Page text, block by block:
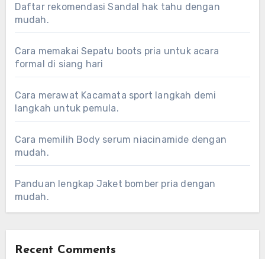
Daftar rekomendasi Sandal hak tahu dengan
mudah.
Cara memakai Sepatu boots pria untuk acara
formal di siang hari
Cara merawat Kacamata sport langkah demi
langkah untuk pemula.
Cara memilih Body serum niacinamide dengan
mudah.
Panduan lengkap Jaket bomber pria dengan
mudah.
Recent Comments